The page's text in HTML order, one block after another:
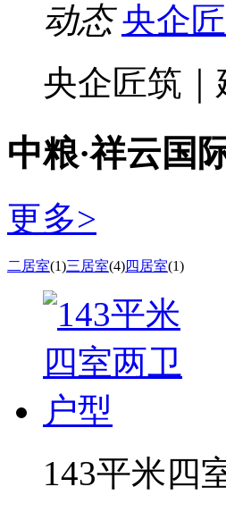
动态 央企
央企匠筑
中粮·祥云国
更多>
二居室(1)三居室(4)四居室(1)
143平米四